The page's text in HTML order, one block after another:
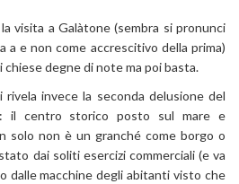
visita a Galàtone (sembra si pronunci
a e non come accrescitivo della prima)
chiese degne di note ma poi basta.
rivela invece la seconda delusione del
il centro storico posto sul mare e
solo non è un granché come borgo o
dai soliti esercizi commerciali (e va
dalle macchine degli abitanti visto che